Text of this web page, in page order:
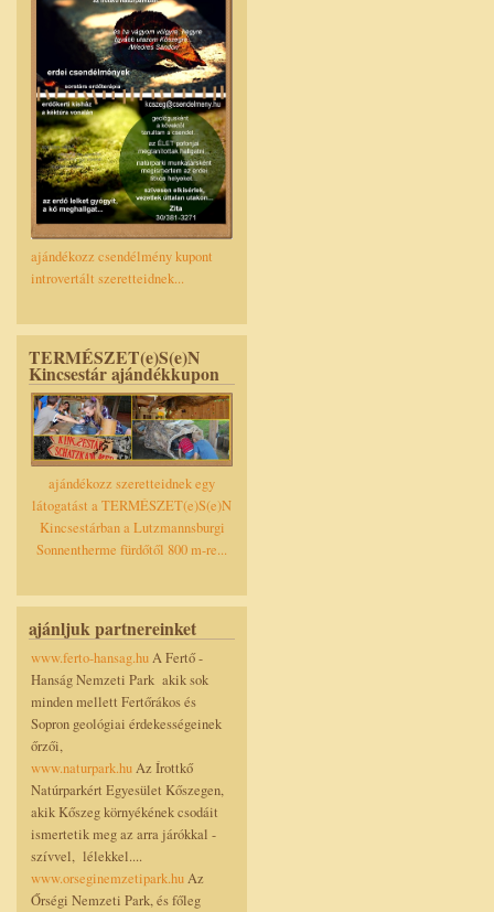
ajándékozz csendélmény kupont
introvertált szeretteidnek...
TERMÉSZET(e)S(e)N
Kincsestár ajándékkupon
ajándékozz szeretteidnek egy
látogatást a TERMÉSZET(e)S(e)N
Kincsestárban a Lutzmannsburgi
Sonnentherme fürdőtől 800 m-re...
ajánljuk partnereinket
www.ferto-hansag.huA Fertő -
Hanság Nemzeti Park akik sok
minden mellett Fertőrákos és
Sopron geológiai érdekességeinek
őrzői,
www.naturpark.huAz Írottkő
Natúrparkért Egyesület Kőszegen,
akik Kőszeg környékének csodáit
ismertetik meg az arra járókkal -
szívvel, lélekkel....
www.orseginemzetipark.huAz
Őrségi Nemzeti Park, és főleg